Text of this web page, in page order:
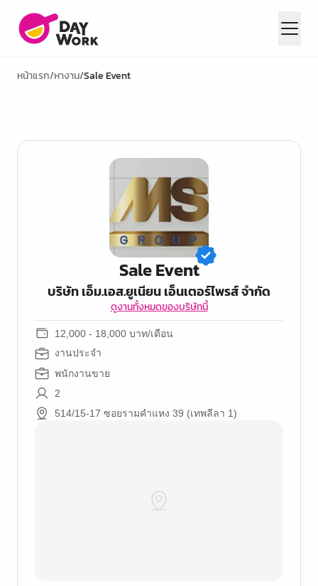
หน้าแรก/หางาน/Sale Event
Sale Event
บริษัท เอ็ม.เอส.ยูเนียน เอ็นเตอร์ไพรส์ จำกัด
ดูงานทั้งหมดของบริษัทนี้
12,000 - 18,000 บาท/เดือน
งานประจำ
พนักงานขาย
2
514/15-17 ซอยรามคำแหง 39 (เทพลีลา 1)